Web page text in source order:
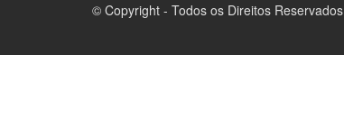
© Copyright - Todos os Direitos Reservados